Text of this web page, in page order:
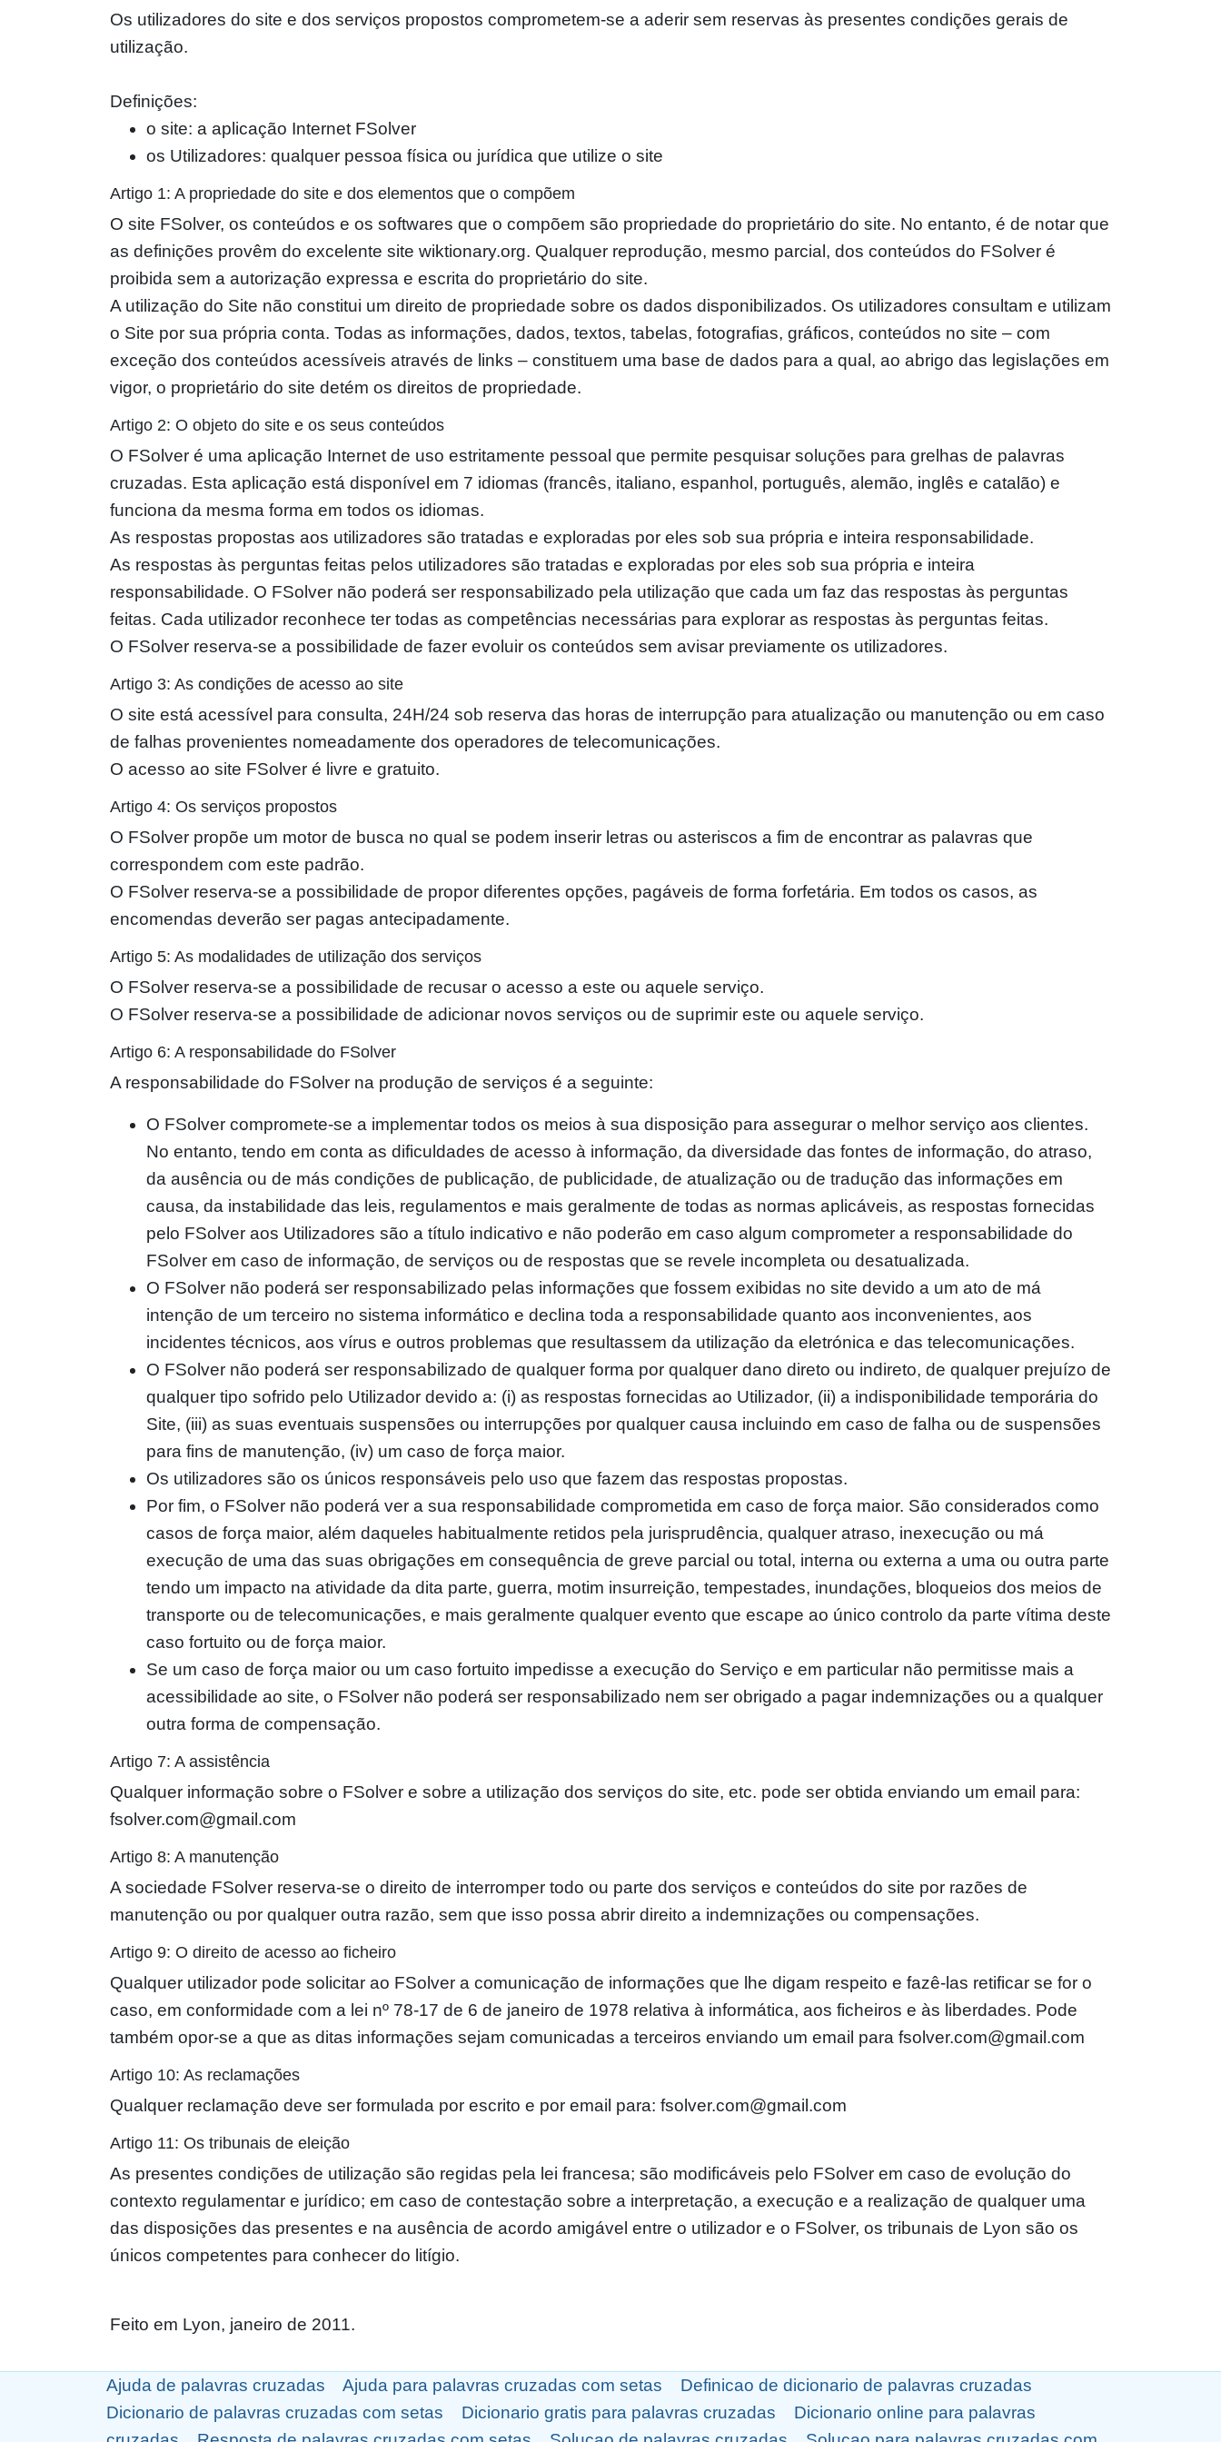
Os utilizadores do site e dos serviços propostos comprometem-se a aderir sem reservas às presentes condições gerais de
utilização.
Definições:
o site: a aplicação Internet FSolver
os Utilizadores: qualquer pessoa física ou jurídica que utilize o site
Artigo 1: A propriedade do site e dos elementos que o compõem
O site FSolver, os conteúdos e os softwares que o compõem são propriedade do proprietário do site. No entanto, é de notar que
as definições provêm do excelente site wiktionary.org. Qualquer reprodução, mesmo parcial, dos conteúdos do FSolver é
proibida sem a autorização expressa e escrita do proprietário do site.
A utilização do Site não constitui um direito de propriedade sobre os dados disponibilizados. Os utilizadores consultam e utilizam
o Site por sua própria conta. Todas as informações, dados, textos, tabelas, fotografias, gráficos, conteúdos no site – com
exceção dos conteúdos acessíveis através de links – constituem uma base de dados para a qual, ao abrigo das legislações em
vigor, o proprietário do site detém os direitos de propriedade.
Artigo 2: O objeto do site e os seus conteúdos
O FSolver é uma aplicação Internet de uso estritamente pessoal que permite pesquisar soluções para grelhas de palavras
cruzadas. Esta aplicação está disponível em 7 idiomas (francês, italiano, espanhol, português, alemão, inglês e catalão) e
funciona da mesma forma em todos os idiomas.
As respostas propostas aos utilizadores são tratadas e exploradas por eles sob sua própria e inteira responsabilidade.
As respostas às perguntas feitas pelos utilizadores são tratadas e exploradas por eles sob sua própria e inteira
responsabilidade. O FSolver não poderá ser responsabilizado pela utilização que cada um faz das respostas às perguntas
feitas. Cada utilizador reconhece ter todas as competências necessárias para explorar as respostas às perguntas feitas.
O FSolver reserva-se a possibilidade de fazer evoluir os conteúdos sem avisar previamente os utilizadores.
Artigo 3: As condições de acesso ao site
O site está acessível para consulta, 24H/24 sob reserva das horas de interrupção para atualização ou manutenção ou em caso
de falhas provenientes nomeadamente dos operadores de telecomunicações.
O acesso ao site FSolver é livre e gratuito.
Artigo 4: Os serviços propostos
O FSolver propõe um motor de busca no qual se podem inserir letras ou asteriscos a fim de encontrar as palavras que
correspondem com este padrão.
O FSolver reserva-se a possibilidade de propor diferentes opções, pagáveis de forma forfetária. Em todos os casos, as
encomendas deverão ser pagas antecipadamente.
Artigo 5: As modalidades de utilização dos serviços
O FSolver reserva-se a possibilidade de recusar o acesso a este ou aquele serviço.
O FSolver reserva-se a possibilidade de adicionar novos serviços ou de suprimir este ou aquele serviço.
Artigo 6: A responsabilidade do FSolver
A responsabilidade do FSolver na produção de serviços é a seguinte:
O FSolver compromete-se a implementar todos os meios à sua disposição para assegurar o melhor serviço aos clientes.
No entanto, tendo em conta as dificuldades de acesso à informação, da diversidade das fontes de informação, do atraso,
da ausência ou de más condições de publicação, de publicidade, de atualização ou de tradução das informações em
causa, da instabilidade das leis, regulamentos e mais geralmente de todas as normas aplicáveis, as respostas fornecidas
pelo FSolver aos Utilizadores são a título indicativo e não poderão em caso algum comprometer a responsabilidade do
FSolver em caso de informação, de serviços ou de respostas que se revele incompleta ou desatualizada.
O FSolver não poderá ser responsabilizado pelas informações que fossem exibidas no site devido a um ato de má
intenção de um terceiro no sistema informático e declina toda a responsabilidade quanto aos inconvenientes, aos
incidentes técnicos, aos vírus e outros problemas que resultassem da utilização da eletrónica e das telecomunicações.
O FSolver não poderá ser responsabilizado de qualquer forma por qualquer dano direto ou indireto, de qualquer prejuízo de
qualquer tipo sofrido pelo Utilizador devido a: (i) as respostas fornecidas ao Utilizador, (ii) a indisponibilidade temporária do
Site, (iii) as suas eventuais suspensões ou interrupções por qualquer causa incluindo em caso de falha ou de suspensões
para fins de manutenção, (iv) um caso de força maior.
Os utilizadores são os únicos responsáveis pelo uso que fazem das respostas propostas.
Por fim, o FSolver não poderá ver a sua responsabilidade comprometida em caso de força maior. São considerados como
casos de força maior, além daqueles habitualmente retidos pela jurisprudência, qualquer atraso, inexecução ou má
execução de uma das suas obrigações em consequência de greve parcial ou total, interna ou externa a uma ou outra parte
tendo um impacto na atividade da dita parte, guerra, motim insurreição, tempestades, inundações, bloqueios dos meios de
transporte ou de telecomunicações, e mais geralmente qualquer evento que escape ao único controlo da parte vítima deste
caso fortuito ou de força maior.
Se um caso de força maior ou um caso fortuito impedisse a execução do Serviço e em particular não permitisse mais a
acessibilidade ao site, o FSolver não poderá ser responsabilizado nem ser obrigado a pagar indemnizações ou a qualquer
outra forma de compensação.
Artigo 7: A assistência
Qualquer informação sobre o FSolver e sobre a utilização dos serviços do site, etc. pode ser obtida enviando um email para:
fsolver.com@gmail.com
Artigo 8: A manutenção
A sociedade FSolver reserva-se o direito de interromper todo ou parte dos serviços e conteúdos do site por razões de
manutenção ou por qualquer outra razão, sem que isso possa abrir direito a indemnizações ou compensações.
Artigo 9: O direito de acesso ao ficheiro
Qualquer utilizador pode solicitar ao FSolver a comunicação de informações que lhe digam respeito e fazê-las retificar se for o
caso, em conformidade com a lei nº 78-17 de 6 de janeiro de 1978 relativa à informática, aos ficheiros e às liberdades. Pode
também opor-se a que as ditas informações sejam comunicadas a terceiros enviando um email para fsolver.com@gmail.com
Artigo 10: As reclamações
Qualquer reclamação deve ser formulada por escrito e por email para: fsolver.com@gmail.com
Artigo 11: Os tribunais de eleição
As presentes condições de utilização são regidas pela lei francesa; são modificáveis pelo FSolver em caso de evolução do
contexto regulamentar e jurídico; em caso de contestação sobre a interpretação, a execução e a realização de qualquer uma
das disposições das presentes e na ausência de acordo amigável entre o utilizador e o FSolver, os tribunais de Lyon são os
únicos competentes para conhecer do litígio.
Feito em Lyon, janeiro de 2011.
Ajuda de palavras cruzadas Ajuda para palavras cruzadas com setas
Definicao de dicionario de palavras cruzadas
Dicionario de palavras cruzadas com setas
Dicionario gratis para palavras cruzadas
Dicionario online para palavras